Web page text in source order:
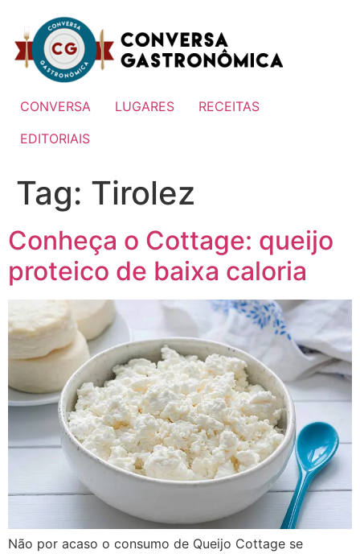
para
conteúdo
CONVERSA LUGARES
RECEITAS
EDITORIAIS
Tag: Tirolez
Conheça o Cottage: queijo
proteico de baixa caloria
Não por acaso o consumo de Queijo Cottage se